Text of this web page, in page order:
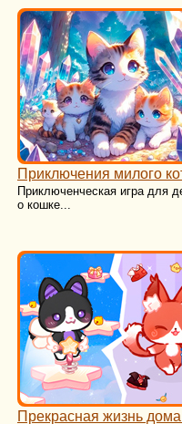
Приключения милого
​Приключенческая игра для
о кошке...
Прекрасная жизнь